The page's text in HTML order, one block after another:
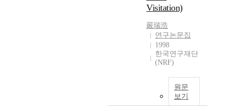
Visitation)
嚴瑞浩
연구논문집
1998
한국연구재단
(NRF)
원문
보기